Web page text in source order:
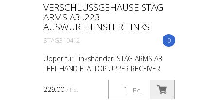
VERSCHLUSSGEHÄUSE STAG
ARMS A3 .223
AUSWURFFENSTER LINKS
0
STAG310412
Upper für Linkshänder! STAG ARMS A3
LEFT HAND FLATTOP UPPER RECEIVER
Pc.
229.00 / Pc.